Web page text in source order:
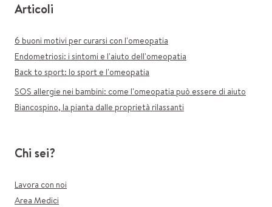
Articoli
6 buoni motivi per curarsi con l'omeopatia
Endometriosi: i sintomi e l'aiuto dell'omeopatia
Back to sport: lo sport e l'omeopatia
SOS allergie nei bambini: come l'omeopatia può essere di aiuto
Biancospino, la pianta dalle proprietà rilassanti
Chi sei?
Lavora con noi
Area Medici